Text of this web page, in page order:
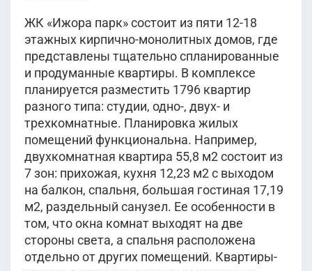
ЖК «Ижора парк» состоит из пяти 12-18
этажных кирпично-монолитных домов, где
представлены тщательно спланированные
и продуманные квартиры. В комплексе
планируется разместить 1796 квартир
разного типа: студии, одно-, двух- и
трехкомнатные. Планировка жилых
помещений функциональна. Например,
двухкомнатная квартира 55,8 м2 состоит из
7 зон: прихожая, кухня 12,23 м2 с выходом
на балкон, спальня, большая гостиная 17,19
м2, раздельный санузел. Ее особенности в
том, что окна комнат выходят на две
стороны света, а спальня расположена
отдельно от других помещений. Квартиры-